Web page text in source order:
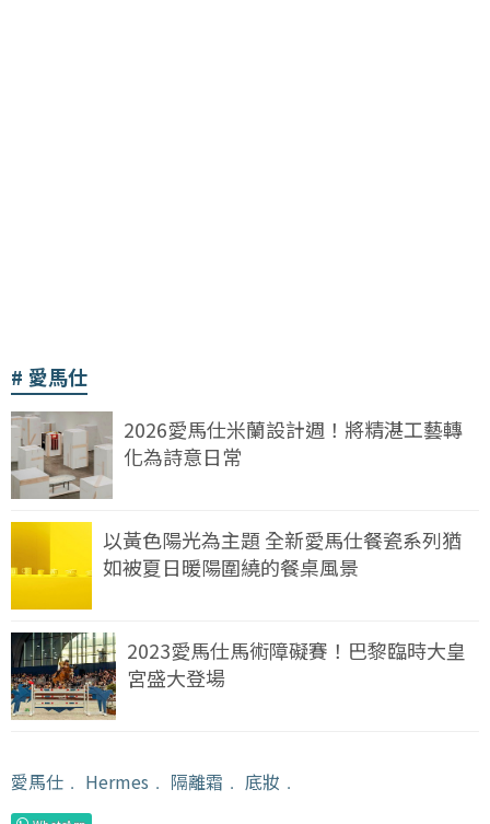
愛馬仕
2026愛馬仕米蘭設計週！將精湛工藝轉
化為詩意日常
以黃色陽光為主題 全新愛馬仕餐瓷系列猶
如被夏日暖陽圍繞的餐桌風景
2023愛馬仕馬術障礙賽！巴黎臨時大皇
宮盛大登場
愛馬仕 ﹒ Hermes ﹒ 隔離霜 ﹒ 底妝 ﹒